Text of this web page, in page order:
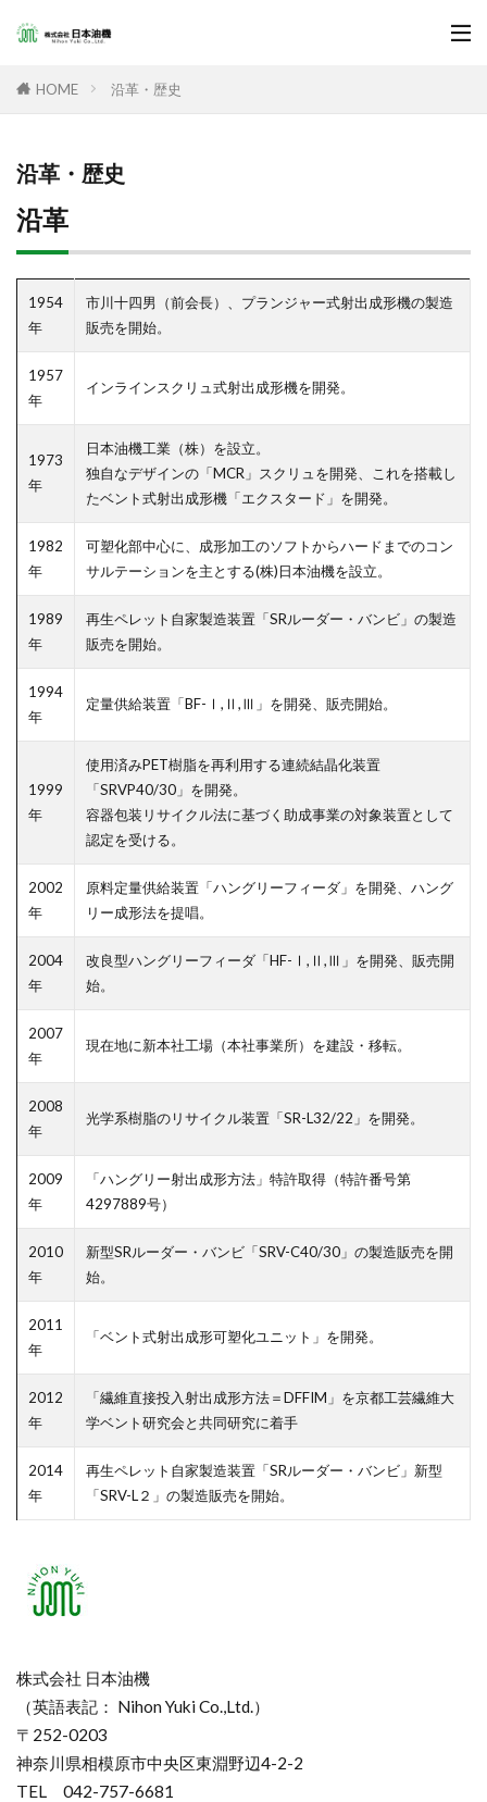
HOME 沿革・歴史
沿革・歴史
沿革
1954
年
市川十四男（前会長）、プランジャー式射出成形機の製造
販売を開始。
1957
年
インラインスクリュ式射出成形機を開発。
1973
年
日本油機工業（株）を設立。
独自なデザインの「MCR」スクリュを開発、これを搭載し
たベント式射出成形機「エクスタード」を開発。
1982
年
可塑化部中心に、成形加工のソフトからハードまでのコン
サルテーションを主とする(株)日本油機を設立。
1989
年
再生ペレット自家製造装置「SRルーダー・バンビ」の製造
販売を開始。
1994
年
定量供給装置「BF-Ⅰ,Ⅱ,Ⅲ」を開発、販売開始。
1999
年
使用済みPET樹脂を再利用する連続結晶化装置
「SRVP40/30」を開発。
容器包装リサイクル法に基づく助成事業の対象装置として
認定を受ける。
2002
年
原料定量供給装置「ハングリーフィーダ」を開発、ハング
リー成形法を提唱。
2004
年
改良型ハングリーフィーダ「HF-Ⅰ,Ⅱ,Ⅲ」を開発、販売開
始。
2007
年
現在地に新本社工場（本社事業所）を建設・移転。
2008
年
光学系樹脂のリサイクル装置「SR-L32/22」を開発。
2009
年
「ハングリー射出成形方法」特許取得（特許番号第
4297889号）
2010
年
新型SRルーダー・バンビ「SRV-C40/30」の製造販売を開
始。
2011
年
「ベント式射出成形可塑化ユニット」を開発。
2012
年
「繊維直接投入射出成形方法＝DFFIM」を京都工芸繊維大
学ベント研究会と共同研究に着手
2014
年
再生ペレット自家製造装置「SRルーダー・バンビ」新型
「SRV-L２」の製造販売を開始。
株式会社 日本油機
（英語表記： Nihon Yuki Co.,Ltd.）
〒252-0203
神奈川県相模原市中央区東淵野辺4-2-2
TEL 042-757-6681